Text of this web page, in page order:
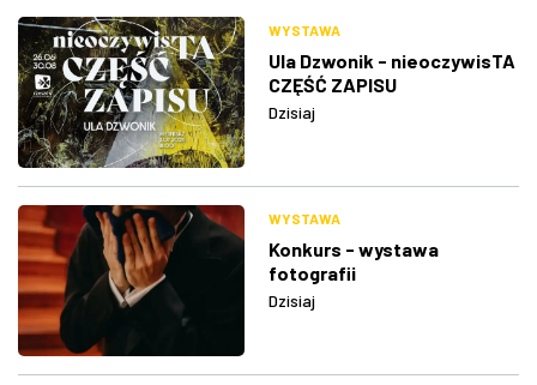
WYSTAWA
Ula Dzwonik - nieoczywisTA
CZĘŚĆ ZAPISU
Dzisiaj
WYSTAWA
Konkurs - wystawa
fotografii
Dzisiaj